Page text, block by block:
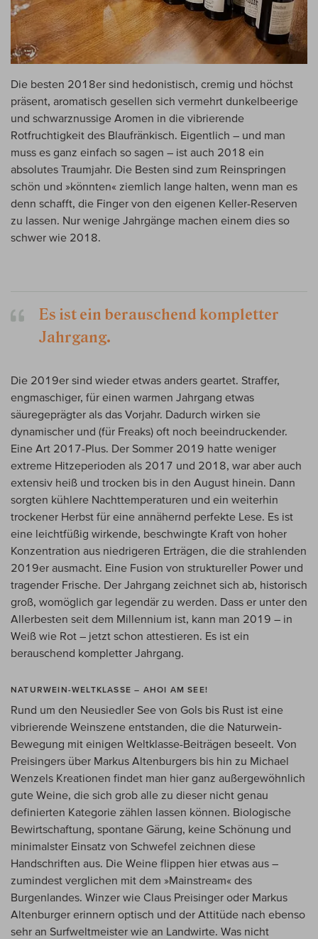
Die besten 2018er sind hedonistisch, cremig und höchst
präsent, aromatisch gesellen sich vermehrt dunkelbeerige
und schwarznussige Aromen in die vibrierende
Rotfruchtigkeit des Blaufränkisch. Eigentlich – und man
muss es ganz einfach so sagen – ist auch 2018 ein
absolutes Traumjahr. Die Besten sind zum Reinspringen
schön und »könnten« ziemlich lange halten, wenn man es
denn schafft, die Finger von den eigenen Keller-Reserven
zu lassen. Nur wenige Jahrgänge machen einem dies so
schwer wie 2018.
Es ist ein berauschend kompletter
Jahrgang.
Die 2019er sind wieder etwas anders geartet. Straffer,
engmaschiger, für einen warmen Jahrgang etwas
säuregeprägter als das Vorjahr. Dadurch wirken sie
dynamischer und (für Freaks) oft noch beeindruckender.
Eine Art 2017-Plus. Der Sommer 2019 hatte weniger
extreme Hitzeperioden als 2017 und 2018, war aber auch
extensiv heiß und trocken bis in den August hinein. Dann
sorgten kühlere Nachttemperaturen und ein weiterhin
trockener Herbst für eine annähernd perfekte Lese. Es ist
eine leichtfüßig wirkende, beschwingte Kraft von hoher
Konzentration aus niedrigeren Erträgen, die die strahlenden
2019er ausmacht. Eine Fusion von struktureller Power und
tragender Frische. Der Jahrgang zeichnet sich ab, historisch
groß, womöglich gar legendär zu werden. Dass er unter den
Allerbesten seit dem Millennium ist, kann man 2019 – in
Weiß wie Rot – jetzt schon attestieren. Es ist ein
berauschend kompletter Jahrgang.
NATURWEIN-WELTKLASSE – AHOI AM SEE!
Rund um den Neusiedler See von Gols bis Rust ist eine
vibrierende Weinszene entstanden, die die Naturwein-
Bewegung mit einigen Weltklasse-Beiträgen beseelt. Von
Preisingers über Markus Altenburgers bis hin zu Michael
Wenzels Kreationen findet man hier ganz außergewöhnlich
gute Weine, die sich grob alle zu dieser nicht genau
definierten Kategorie zählen lassen können. Biologische
Bewirtschaftung, spontane Gärung, keine Schönung und
minimalster Einsatz von Schwefel zeichnen diese
Handschriften aus. Die Weine flippen hier etwas aus –
zumindest verglichen mit dem »Mainstream« des
Burgenlandes. Winzer wie Claus Preisinger oder Markus
Altenburger erinnern optisch und der Attitüde nach ebenso
sehr an Surfweltmeister wie an Landwirte. Was nicht